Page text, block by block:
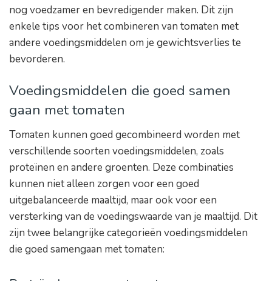
nog voedzamer en bevredigender maken. Dit zijn
enkele tips voor het combineren van tomaten met
andere voedingsmiddelen om je gewichtsverlies te
bevorderen.
Voedingsmiddelen die goed samen
gaan met tomaten
Tomaten kunnen goed gecombineerd worden met
verschillende soorten voedingsmiddelen, zoals
proteïnen en andere groenten. Deze combinaties
kunnen niet alleen zorgen voor een goed
uitgebalanceerde maaltijd, maar ook voor een
versterking van de voedingswaarde van je maaltijd. Dit
zijn twee belangrijke categorieën voedingsmiddelen
die goed samengaan met tomaten: